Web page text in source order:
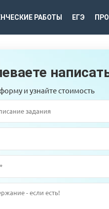
РАБОТЫ ЕГЭ
и узнайте стоимость